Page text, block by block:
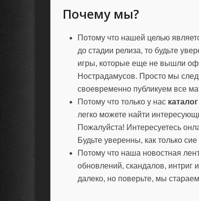
Почему мы?
Потому что нашей целью
до стадии релиза, то будьте
игры, которые еще не вышли
Нострадамусов. Просто мы
своевременно публикуем все
Потому что только у нас
легко можете найти
Пожалуйста! Интересуетесь
Будьте уверенны, как только
Потому что наша новостная
обновлений, скандалов, интриг
далеко, но поверьте, мы